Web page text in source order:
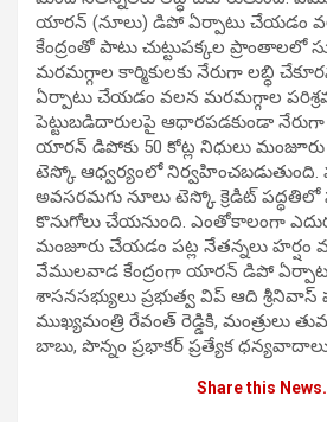
యారన్ (నూలు) డిపో ఏర్పాటు చేయడం
కేంద్రంతో పాటు చుట్టుపక్కల ప్రాంతాలలో
మరమగ్గాల కార్మికులకు నేరుగా లబ్ధి
ఏర్పాటు చేయడం వలన మరమగ్గాల
పెట్టుబడిదారులపై ఆధారపడకుండా నేరుగా
యారన్ డిపోకు 50 కోట్ల నిధులు
టెస్కో ఆధ్వర్యంలో నిర్వహించబడుతుంది.
అవసరమగు నూలు టెస్కో క్రెడిట్ పద్ధతిలో
కొనుగోలు చేయనుంది. ఎంతోకాలంగా
మంజూరు చేయడం పట్ల నేతన్నలు హర్షం
వేములవాడ కేంద్రంగా యారన్ డిపో
శాసనసభ్యులు ప్రభుత్వ విప్ ఆది శ్రీనివాస్
ముఖ్యమంత్రి రేవంత్ రెడ్డికి, మంత్రులు
బాబు, పొన్నం ప్రభాకర్ ప్రత్యేక
Share this